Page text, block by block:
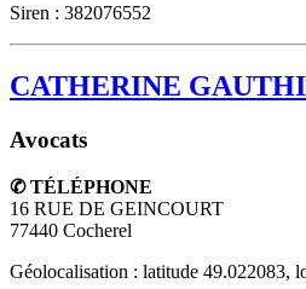
Siren : 382076552
CATHERINE
Avocats
✆ TÉLÉPHONE
16 RUE DE GEINCOURT
77440 Cocherel
Géolocalisation : latitude 49.022083,